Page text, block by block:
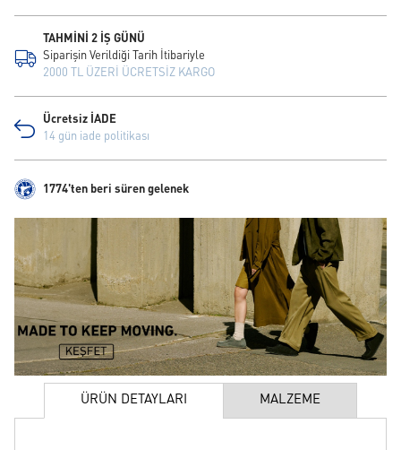
TAHMİNİ 2 İŞ GÜNÜ
Siparişin Verildiği Tarih İtibariyle
2000 TL ÜZERİ ÜCRETSİZ KARGO
Ücretsiz İADE
14 gün iade politikası
1774'ten beri süren gelenek
ÜRÜN DETAYLARI MALZEME